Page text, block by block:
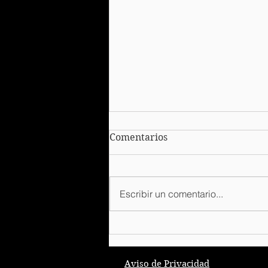
Comentarios
Escribir un comentario...
Aviso de Privacidad